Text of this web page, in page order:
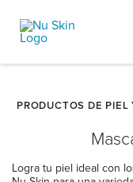
Logra tu piel ideal con